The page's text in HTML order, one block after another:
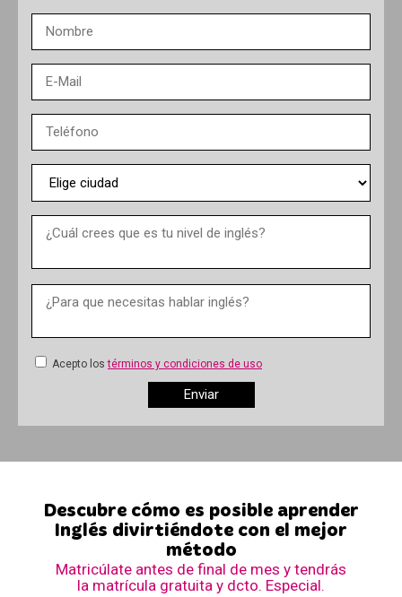
Acepto lostérminos y condiciones de uso
Descubre cómo es posible aprender
Inglés divirtiéndote con el mejor
método
Matricúlate antes de final de mes y tendrás
la matrícula gratuita y dcto. Especial.